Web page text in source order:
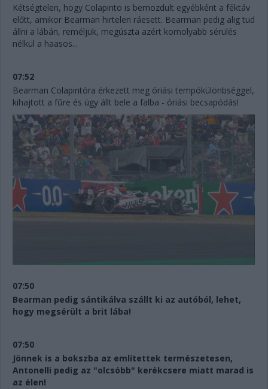
Kétségtelen, hogy Colapinto is bemozdult egyébként a féktáv
előtt, amikor Bearman hirtelen ráesett. Bearman pedig alig tud
állni a lábán, reméljük, megúszta azért komolyabb sérülés
nélkül a haasos...
07:52
Bearman Colapintóra érkezett meg óriási tempókülönbséggel,
kihajtott a fűre és úgy állt bele a falba - óriási becsapódás!
07:50
Bearman pedig sántikálva szállt ki az autóból, lehet,
hogy megsérült a brit lába!
07:50
Jönnek is a bokszba az említettek természetesen,
Antonelli pedig az "olcsóbb" kerékcsere miatt marad is
az élen!